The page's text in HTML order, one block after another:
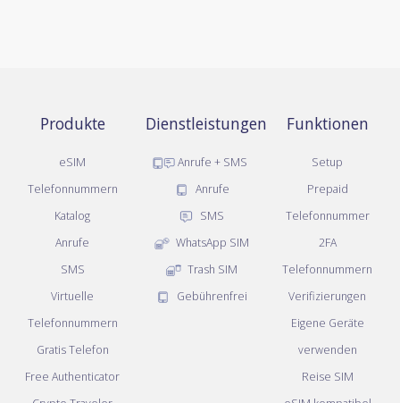
Produkte
eSIM
Telefonnummern
Katalog
Anrufe
SMS
Virtuelle
Telefonnummern
Gratis Telefon
Free Authenticator
Dienstleistungen
Anrufe + SMS
Anrufe
SMS
WhatsApp SIM
Trash SIM
Gebührenfrei
Funktionen
Setup
Prepaid
Telefonnummer
2FA
Telefonnummern
Verifizierungen
Eigene Geräte
verwenden
Reise SIM